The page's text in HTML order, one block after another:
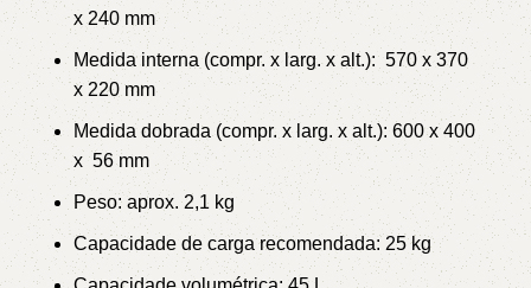
x 240 mm
Medida interna (compr. x larg. x alt.): 570 x 370
x 220 mm
Medida dobrada (compr. x larg. x alt.): 600 x 400
x 56 mm
Peso: aprox. 2,1 kg
Capacidade de carga recomendada: 25 kg